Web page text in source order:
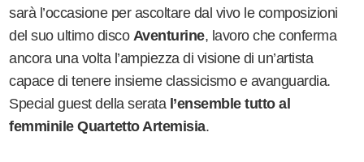
sarà l ’occasione per ascoltare dal vivo le composizioni
del suo ultimo disco Aventurine, lavoro che conferma
ancora una volta l ’ampiezza di visione di un’artista
capace di tenere insieme classicismo e avanguardia.
Special guest della serata ’ensemble tutto al
femminile Quartetto Artemisia.